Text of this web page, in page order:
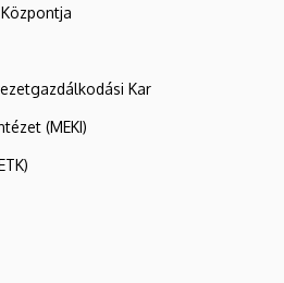
Kar
(MEKI)